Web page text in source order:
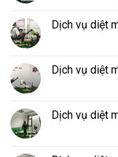
Dịch vụ diệt
Dịch vụ diệt
Dịch vụ diệt